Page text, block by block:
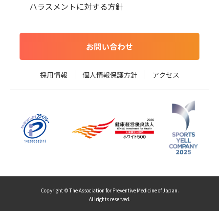
ハラスメントに対する方針
お問い合わせ
採用情報 個人情報保護方針 アクセス
Copyright © The Association for Preventive Medicine of Japan.
All rights reserved.